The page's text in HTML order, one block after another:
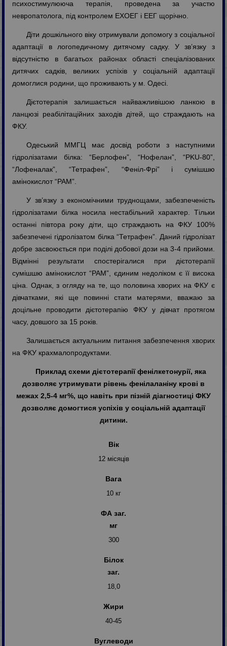
психостимулююча терапія, проведена за участю
невропатолога, під контролем ЕХОЕГ і ЕЕГ щорічно.
Діти дошкільного віку отримували допомогу з соціальної
адаптації в логопедичному дитячому садку. У зв’язку з
відсутністю в багатьох районах області спеціалізованих
дитячих садків, великих успіхів у соціальній адаптації
домоглися родини, що проживають у м. Одесі.
Дієтотерапія залишається найважливішою ланкою в
ланцюзі реабілітаційних заходів дітей, що страждають на
ФКУ.
Одеський ММГЦ має досвід роботи з наступними
гідролізатами білка: “Берлофен”, “Нофелан”, “PKU-80”,
“Лофеналак”, “Тетрафен”, “Феніл-Фрі” і сумішшю
амінокислот “РАМ”.
У зв’язку з економічними труднощами, забезпеченість
гідролізатами білка носила нестабільний характер. Тільки
останні півтора року діти, що страждають на ФКУ 100%
забезпечені гідролізатом білка “Тетрафен”. Даний гідролізат
добре засвоюється при поділі добової дози на 3-4 прийоми.
Відмінні результати спостерігалися при дієтотерапії
сумішшю амінокислот “РАМ”, єдиним недоліком є її висока
ціна. Однак, з огляду на те, що половина хворих на ФКУ є
дівчатками, які ще повинні стати матерями, вважаю за
доцільне проводити дієтотерапію ФКУ у дівчат протягом
часу, довшого за 15 років.
Залишається актуальним питання забезпечення хворих
на ФКУ крахмалопродуктами.
Приклад схеми дієтотерапії фенілкетонурії, яка
дозволяє утримувати рівень фенілаланіну крові в
межах 2,5-4 мг%, що навіть при пізній діагностиці ФКУ
дозволяє домогтися успіхів у соціальній адаптації
дитини.
Вік
12 місяців
Вага
10 кг
ФА заг.
мг
300
Білок
заг.
18,0
Жири
40-45
Вуглеводи